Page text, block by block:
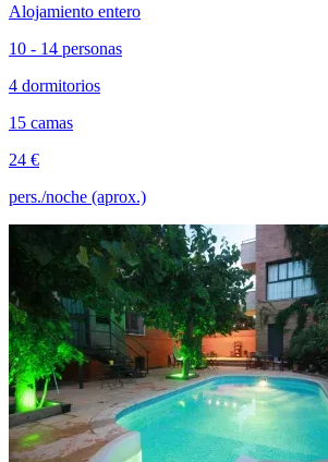
Alojamiento entero
10 - 14 personas
4 dormitorios
15 camas
24 €
pers./noche (aprox.)